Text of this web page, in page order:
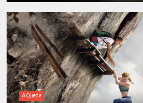
A Queda